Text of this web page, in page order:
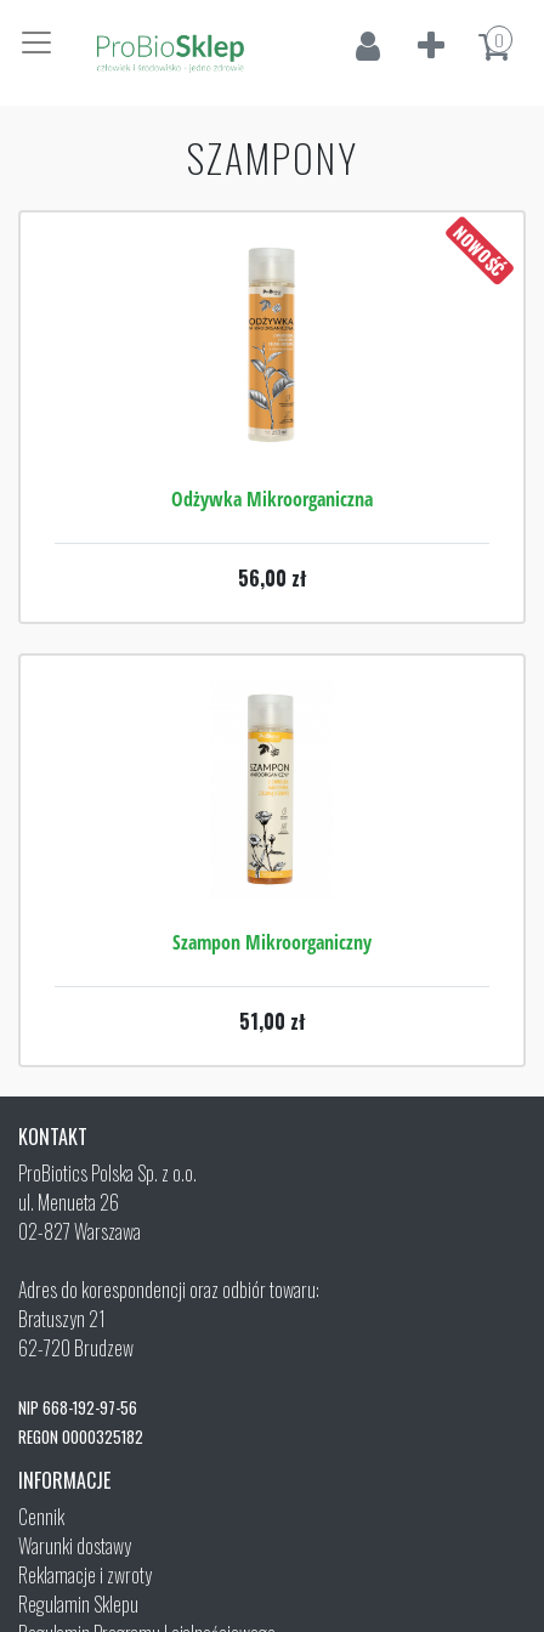
0
SZAMPONY
NOWOŚĆ
Odżywka Mikroorganiczna
56,00 zł
Szampon Mikroorganiczny
51,00 zł
KONTAKT
ProBiotics Polska Sp. z o.o.
ul. Menueta 26
02-827 Warszawa
Adres do korespondencji oraz odbiór towaru:
Bratuszyn 21
62-720 Brudzew
NIP 668-192-97-56
REGON 0000325182
INFORMACJE
Cennik
Warunki dostawy
Reklamacje i zwroty
Regulamin Sklepu